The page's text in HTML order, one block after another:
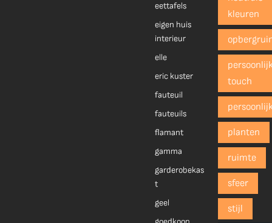
eettafels
eigen huis
interieur
elle
eric kuster
fauteuil
fauteuils
flamant
gamma
garderobekas
t
geel
kleuren
touch
planten
ruimte
sfeer
stijl